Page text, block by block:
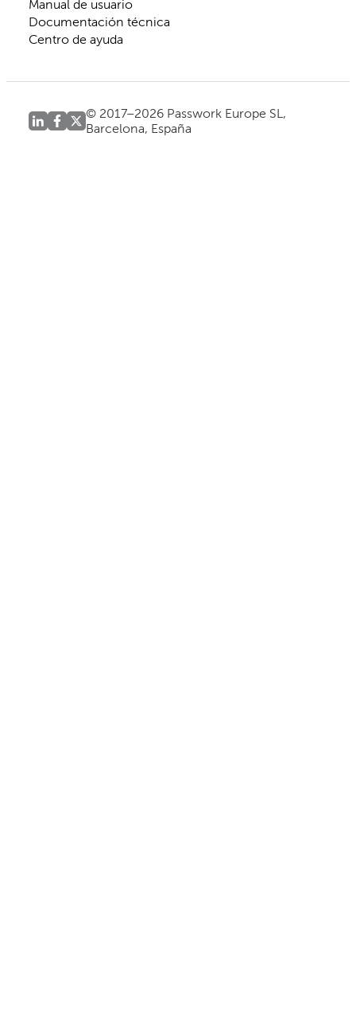
Manual de usuario
Documentación técnica
Centro de ayuda
© 2017–2026 Passwork Europe SL,
Barcelona, España